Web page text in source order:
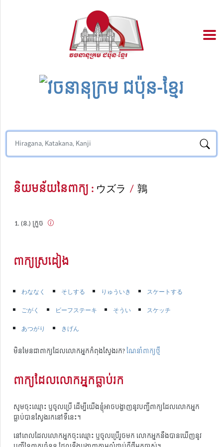
និយមន័យនៃពាក្យ :ウズラ / 鶉
(ន.) ក្រួច
ពាក្យស្រដៀង
わななく そしする りゅういき
スケートする
ごがく
ビーフステーキ そうい
スケッチ
あつがり
きげん
មិនមែនជាពាក្យដែលលោកអ្នកកំពុងស្វែងរក?ណែនាំពាក្យថ្មី
ពាក្យដែលលោកអ្នកធ្លាប់រក
សូមចុះឈ្មោះ ឬចូលប្រើ ដើម្បីយើងខ្ញុំអាចបង្ហាញនូវបញ្ជីពាក្យដែលលោកអ្នក
ធ្លាប់បានស្វែងរកនៅទីនេះ។
នៅពេលដែលលោកអ្នកចុះឈ្មោះ ឬចូលប្រើរួចមក លោកអ្នកនឹងបានឃើញនូវ